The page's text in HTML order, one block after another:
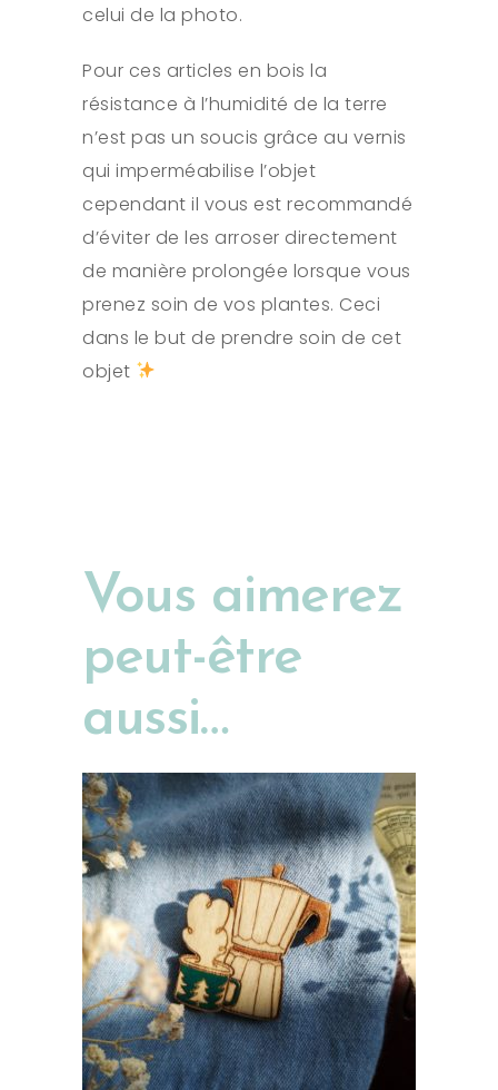
celui de la photo.
Pour ces articles en bois la
résistance à l’humidité de la terre
n’est pas un soucis grâce au vernis
qui imperméabilise l’objet
cependant il vous est recommandé
d’éviter de les arroser directement
de manière prolongée lorsque vous
prenez soin de vos plantes. Ceci
dans le but de prendre soin de cet
objet
Vous aimerez
peut-être
aussi…
AJOUTER AU PANIER